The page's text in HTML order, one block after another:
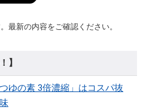
最新の内容をご確認ください。
】
ゆの素 3倍濃縮」はコスパ抜